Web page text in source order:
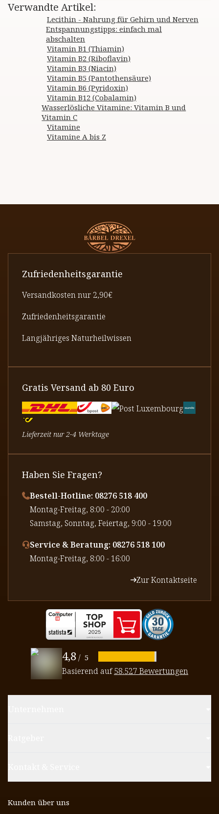
Verwandte Artikel:
Lecithin - Nahrung für Gehirn und Nerven
Entspannungstipps: einfach mal
abschalten
Vitamin B1 (Thiamin)
Vitamin B2 (Riboflavin)
Vitamin B3 (Niacin)
Vitamin B5 (Pantothensäure)
Vitamin B6 (Pyridoxin)
Vitamin B12 (Cobalamin)
Wasserlösliche Vitamine: Vitamin B und
Vitamin C
Vitamine
Vitamine A bis Z
Zufriedenheitsgarantie
Versandkosten nur 2,90€
Zufriedenheitsgarantie
Langjähriges Naturheilwissen
Gratis Versand ab 80 Euro
Lieferzeit nur 2-4 Werktage
Haben Sie Fragen?
Bestell-Hotline: 08276 518 400
⁠Montag-Freitag, 8:00 - 20:00
⁠Samstag, Sonntag, Feiertag, 9:00 - 19:00
Service & Beratung: 08276 518 100
⁠Montag-Freitag, 8:00 - 16:00
Zur Kontaktseite
4,8/ 5
Basierend auf58.527 Bewertungen
Kunden über uns